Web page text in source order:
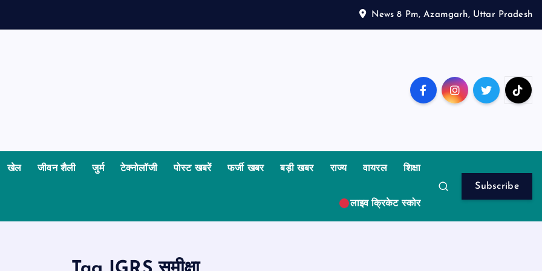
News 8 Pm, Azamgarh, Uttar Pradesh
खेल जीवन शैली जुर्म टेक्नोलॉजी पोस्ट खबरें फर्जी खबर बड़ी खबर राज्य वायरल शिक्षा
लाइव क्रिकेट स्कोर
Subscribe